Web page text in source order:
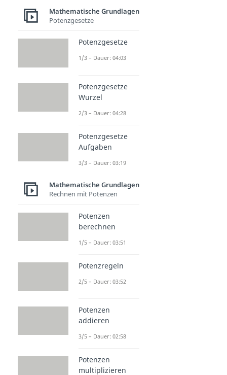
Mathematische Grundlagen
Potenzgesetze
Potenzgesetze
1/3 – Dauer: 04:03
Potenzgesetze
Wurzel
2/3 – Dauer: 04:28
Potenzgesetze
Aufgaben
3/3 – Dauer: 03:19
Mathematische Grundlagen
Rechnen mit Potenzen
Potenzen
berechnen
1/5 – Dauer: 03:51
Potenzregeln
2/5 – Dauer: 03:52
Potenzen
addieren
3/5 – Dauer: 02:58
Potenzen
multiplizieren